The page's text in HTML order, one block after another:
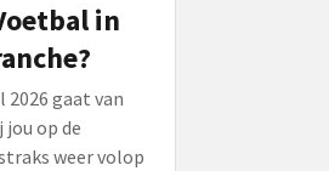
in
2026 gaat van
op de
weer volop